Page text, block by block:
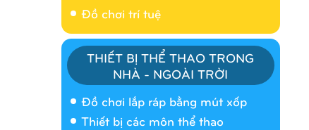
Đồ chơi trí tuệ
THIẾT BỊ THỂ THAO TRONG
NHÀ - NGOÀI TRỜI
Đồ chơi lắp ráp bằng mút xốp
Thiết bị các môn thể thao
Nhà banh 9H5404